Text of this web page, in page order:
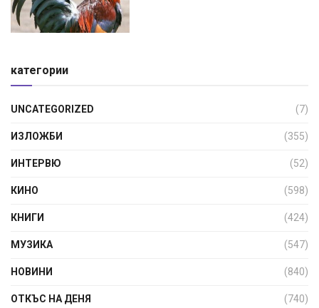
категории
UNCATEGORIZED (7)
ИЗЛОЖБИ (355)
ИНТЕРВЮ (52)
КИНО (598)
КНИГИ (424)
МУЗИКА (547)
НОВИНИ (840)
ОТКЪС НА ДЕНЯ (740)